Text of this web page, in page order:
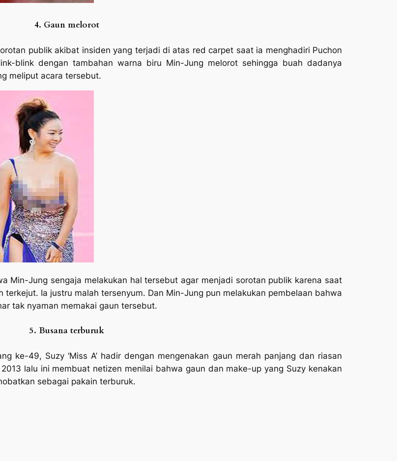
4. Gaun melorot
publik akibat insiden yang terjadi di atas red carpet saat ia menghadiri Puchon
blink dengan tambahan warna biru Min-Jung melorot sehingga buah dadanya
meliput acara tersebut.
Min-Jung sengaja melakukan hal tersebut agar menjadi sorotan publik karena saat
Ia justru malah tersenyum. Dan Min-Jung pun melakukan pembelaan bahwa
tak nyaman memakai gaun tersebut.
5. Busana terburuk
ke-49, Suzy ‘Miss A’ hadir dengan mengenakan gaun merah panjang dan riasan
lalu ini membuat netizen menilai bahwa gaun dan make-up yang Suzy kenakan
sebagai pakain terburuk.